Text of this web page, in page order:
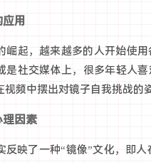
用
崛起，越来越多的人开始使
是社交媒体上，很多年轻人
频中摆出对镜子自我挑战的
因素
反映了一种“镜像”文化，即